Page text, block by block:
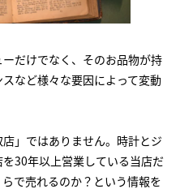
だけでなく、そのお品物が持
など様々な要因によって変動
」ではありません。時計とジ
30年以上営業している当店だ
で売れるのか？という情報を